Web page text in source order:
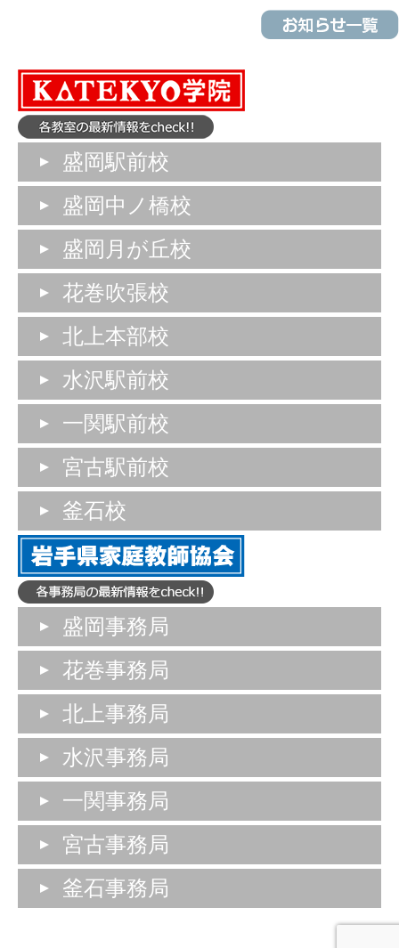
盛岡駅前校
盛岡中ノ橋校
盛岡月が丘校
花巻吹張校
北上本部校
水沢駅前校
一関駅前校
宮古駅前校
釜石校
盛岡事務局
花巻事務局
北上事務局
水沢事務局
一関事務局
宮古事務局
釜石事務局